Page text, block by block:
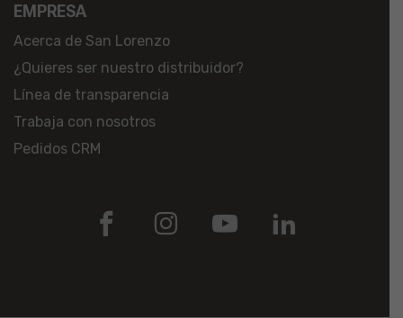
EMPRESA
Acerca de San Lorenzo
¿Quieres ser nuestro distribuidor?
Línea de transparencia
Trabaja con nosotros
Pedidos CRM